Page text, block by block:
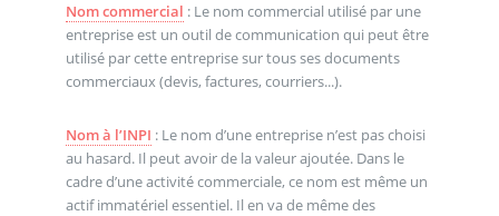
Nom commercial : Le nom commercial utilisé par une
entreprise est un outil de communication qui peut être
utilisé par cette entreprise sur tous ses documents
commerciaux (devis, factures, courriers...).
Nom à l’INPI : Le nom d’une entreprise n’est pas choisi
au hasard. Il peut avoir de la valeur ajoutée. Dans le
cadre d’une activité commerciale, ce nom est même un
actif immatériel essentiel. Il en va de même des